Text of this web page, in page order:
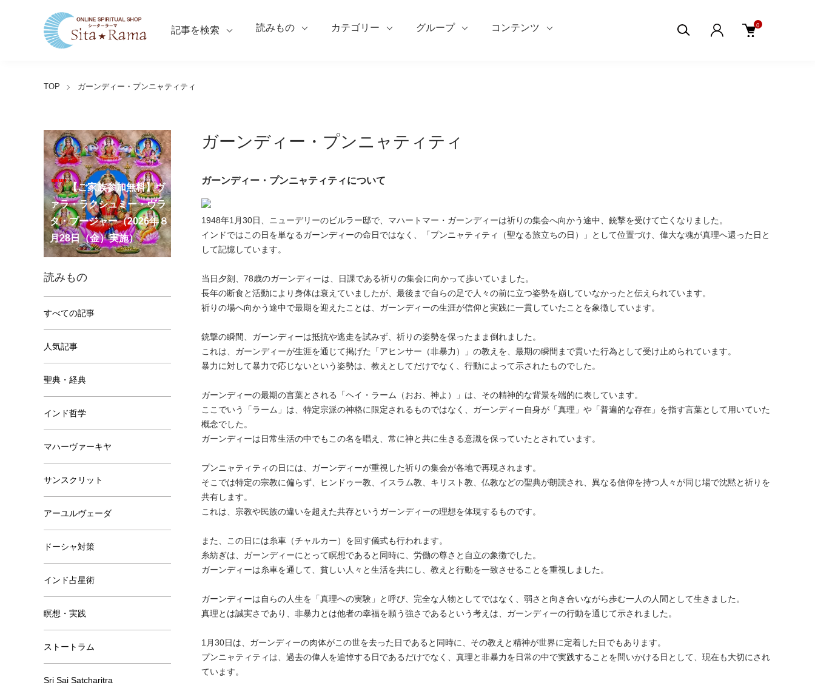
記事を検索 読みもの カテゴリー グループ コンテンツ 0
TOP ガーンディー・プンニャティティ
ガーンディー・プンニャティティ
ガーンディー・プンニャティティについて
1948年1月30日、ニューデリーのビルラー邸で、マハートマー・ガーンディーは祈りの集会へ向かう途中、銃撃を受けて亡くなりました。
インドではこの日を単なるガーンディーの命日ではなく、「プンニャティティ（聖なる旅立ちの日）」として位置づけ、偉大な魂が真理へ還った日と
して記憶しています。
当日夕刻、78歳のガーンディーは、日課である祈りの集会に向かって歩いていました。
長年の断食と活動により身体は衰えていましたが、最後まで自らの足で人々の前に立つ姿勢を崩していなかったと伝えられています。
祈りの場へ向かう途中で最期を迎えたことは、ガーンディーの生涯が信仰と実践に一貫していたことを象徴しています。
銃撃の瞬間、ガーンディーは抵抗や逃走を試みず、祈りの姿勢を保ったまま倒れました。
これは、ガーンディーが生涯を通じて掲げた「アヒンサー（非暴力）」の教えを、最期の瞬間まで貫いた行為として受け止められています。
暴力に対して暴力で応じないという姿勢は、教えとしてだけでなく、行動によって示されたものでした。
ガーンディーの最期の言葉とされる「ヘイ・ラーム（おお、神よ）」は、その精神的な背景を端的に表しています。
ここでいう「ラーム」は、特定宗派の神格に限定されるものではなく、ガーンディー自身が「真理」や「普遍的な存在」を指す言葉として用いていた
概念でした。
ガーンディーは日常生活の中でもこの名を唱え、常に神と共に生きる意識を保っていたとされています。
プンニャティティの日には、ガーンディーが重視した祈りの集会が各地で再現されます。
そこでは特定の宗教に偏らず、ヒンドゥー教、イスラム教、キリスト教、仏教などの聖典が朗読され、異なる信仰を持つ人々が同じ場で沈黙と祈りを
共有します。
これは、宗教や民族の違いを超えた共存というガーンディーの理想を体現するものです。
また、この日には糸車（チャルカー）を回す儀式も行われます。
糸紡ぎは、ガーンディーにとって瞑想であると同時に、労働の尊さと自立の象徴でした。
ガーンディーは糸車を通して、貧しい人々と生活を共にし、教えと行動を一致させることを重視しました。
ガーンディーは自らの人生を「真理への実験」と呼び、完全な人物としてではなく、弱さと向き合いながら歩む一人の人間として生きました。
真理とは誠実さであり、非暴力とは他者の幸福を願う強さであるという考えは、ガーンディーの行動を通じて示されました。
1月30日は、ガーンディーの肉体がこの世を去った日であると同時に、その教えと精神が世界に定着した日でもあります。
プンニャティティは、過去の偉人を追悼する日であるだけでなく、真理と非暴力を日常の中で実践することを問いかける日として、現在も大切にされ
ています。
【ご家族参加無料】ア
ーディ・アマーヴァシャ
ー・プージャー（2026年８
月12日（水）実施）
【ご家族参加無料】ラ
クシュミー・クベーラ・マ
ンスリー・プージャー
（2026年８月12日（水）実
施）
【ご家族参加無料】ナ
ーガ・パンチャミー・プー
ジャー（2026年８月17日
（月）実施）
【ご家族参加無料】ヴ
ァラ・ラクシュミー・ヴラ
タ・プージャー（2026年８
月28日（金）実施）
【ご家族参加無料】サ
ンカタハラ・チャトゥルテ
ィー・プージャー（2026年
８月31日（月）実施）
【ご家族参加無料】クリシ
ュナ・ジャヤンティー・プ
ージャー（2026年９月４日
（金）実施）
【ご家族参加無料】ガ
ネーシャ・チャトゥルティ
ー・プージャー（2026年９
月14日（月）実施）
【ご家族参加無料】マ
ハーラクシュミー・ヴラ
タ・プージャー（2026年９
月19日（土）実施）
【ご家族参加無料】マ
ハーラヤー・アマーヴァシ
ャー・プージャー（2026年
10月10日（土）実施）
第220回グループ・ホ
ーマ（ナーガ・パンチャミ
ー、2026年８月17日（月）
実施）
第221回グループ・ホ
ーマ（ガーヤトリー・ジャ
ヤンティー、2026年８月28
日（金）実施）
アンナダーナ・プロジェク
ト（食事の奉仕）
ポストコロナ福祉活動支援
募金
読みもの
すべての記事
人気記事
聖典・経典
インド哲学
マハーヴァーキヤ
サンスクリット
アーユルヴェーダ
ドーシャ対策
インド占星術
瞑想・実践
ストートラム
Sri Sai Satcharitra